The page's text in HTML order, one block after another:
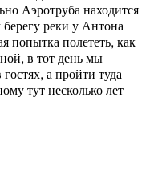
Аэротруба находится
реки у Антона
попытка полететь, как
в тот день мы
а пройти туда
тут несколько лет